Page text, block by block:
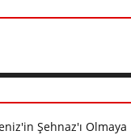
Şehnaz'ı Olmaya